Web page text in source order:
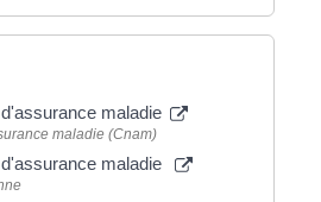
maladie
maladie (Cnam)
maladie